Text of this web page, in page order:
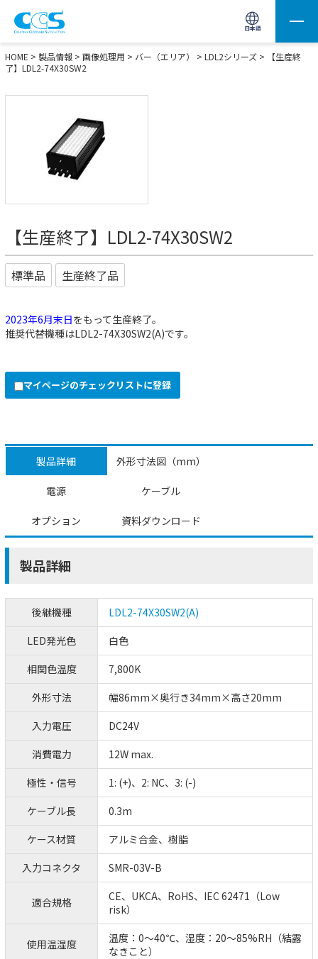
日本語
画像処理用の製品検索 サイト内検索(Enterで実行)
HOME > 製品情報 > 画像処理用 > バー（エリア） > LDL2シリーズ > 【生産終
了】LDL2-74X30SW2
【生産終了】LDL2-74X30SW2
標準品 生産終了品
2023年6月末日をもって生産終了。
推奨代替機種はLDL2-74X30SW2(A)です。
マイページのチェックリストに登録
製品詳細 外形寸法図（mm）
電源 ケーブル
オプション 資料ダウンロード
製品詳細
後継機種
LDL2-74X30SW2(A)
LED発光色
白色
相関色温度
7,800K
外形寸法
幅86mm×奥行き34mm×高さ20mm
入力電圧
DC24V
消費電力
12W max.
極性・信号
1: (+)、2: NC、3: (-)
ケーブル長
0.3m
ケース材質
アルミ合金、樹脂
入力コネクタ
SMR-03V-B
適合規格
CE、UKCA、RoHS、IEC 62471（Low
risk）
使用温湿度
温度：0～40℃、湿度：20～85%RH（結露
なきこと）